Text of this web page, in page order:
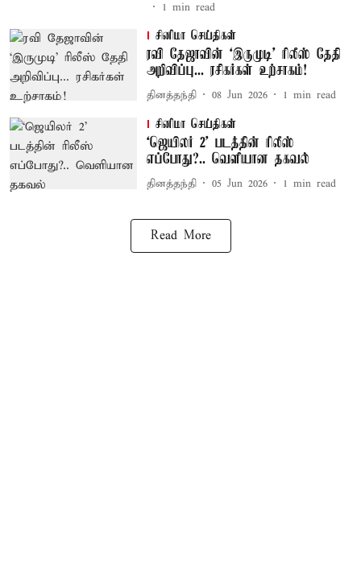
1 min read
சினிமா செய்திகள்
ரவி தேஜாவின் ‘இருமுடி’ ரிலீஸ் தேதி
அறிவிப்பு... ரசிகர்கள் உற்சாகம்!
தினத்தந்தி 08 Jun 2026 1 min read
சினிமா செய்திகள்
‘ஜெயிலர் 2' படத்தின் ரிலீஸ்
எப்போது?.. வெளியான தகவல்
தினத்தந்தி 05 Jun 2026 1 min read
Read More